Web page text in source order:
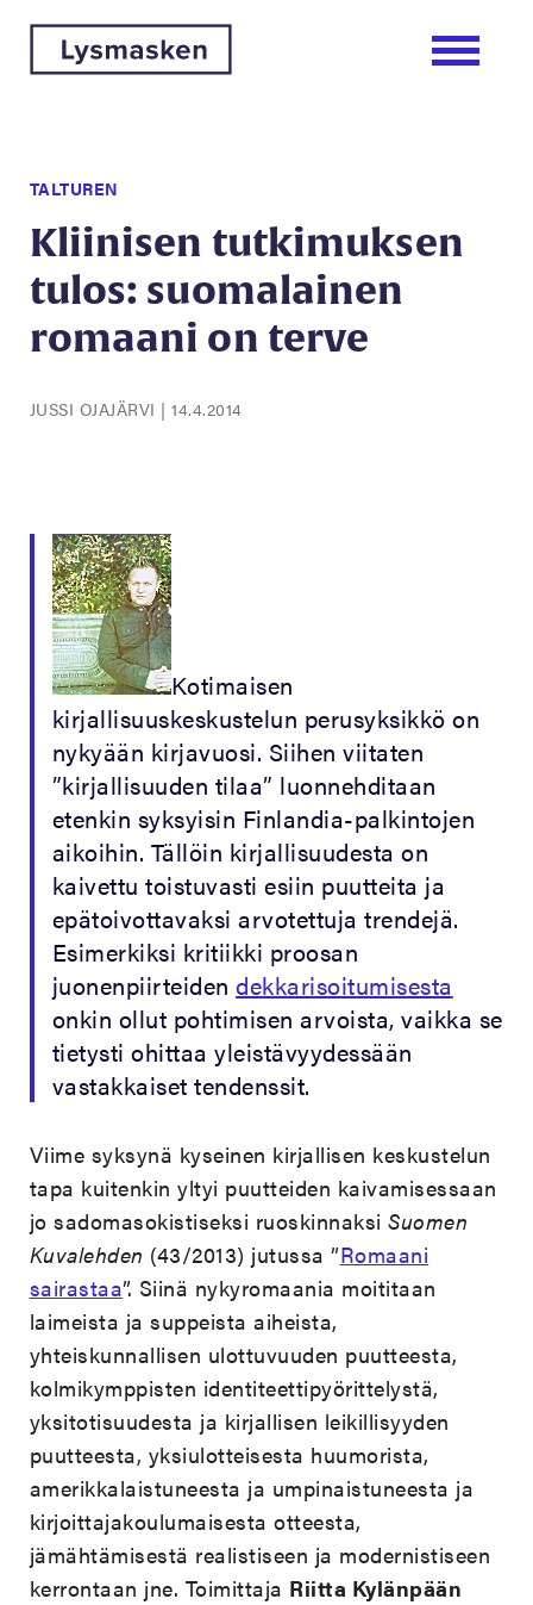
TALTUREN
Kliinisen tutkimuksen
tulos: suomalainen
romaani on terve
JUSSI OJAJÄRVI |14.4.2014
Kotimaisen
kirjallisuuskeskustelun perusyksikkö on
nykyään kirjavuosi. Siihen viitaten
”kirjallisuuden tilaa” luonnehditaan
etenkin syksyisin Finlandia-palkintojen
aikoihin. Tällöin kirjallisuudesta on
kaivettu toistuvasti esiin puutteita ja
epätoivottavaksi arvotettuja trendejä.
Esimerkiksi kritiikki proosan
juonenpiirteidendekkarisoitumisesta
onkin ollut pohtimisen arvoista, vaikka se
tietysti ohittaa yleistävyydessään
vastakkaiset tendenssit.
Viime syksynä kyseinen kirjallisen keskustelun
tapa kuitenkin yltyi puutteiden kaivamisessaan
jo sadomasokistiseksi ruoskinnaksiSuomen
Kuvalehden (43/2013) jutussa ”Romaani
sairastaa”. Siinä nykyromaania moititaan
laimeista ja suppeista aiheista,
yhteiskunnallisen ulottuvuuden puutteesta,
kolmikymppisten identiteettipyörittelystä,
yksitotisuudesta ja kirjallisen leikillisyyden
puutteesta, yksiulotteisesta huumorista,
amerikkalaistuneesta ja umpinaistuneesta ja
kirjoittajakoulumaisesta otteesta,
jämähtämisestä realistiseen ja modernistiseen
kerrontaan jne. Toimittaja Riitta Kylänpään